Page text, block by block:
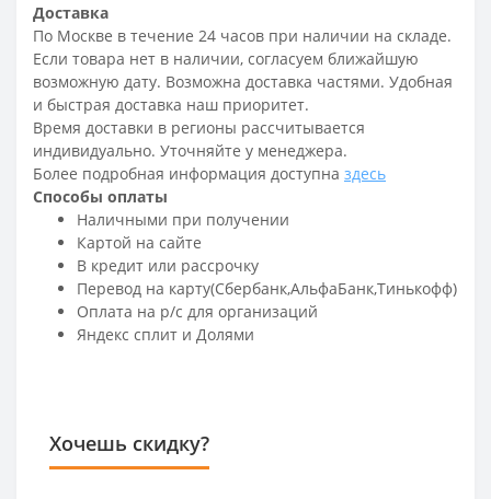
Доставка
По Москве в течение 24 часов при наличии на складе.
Если товара нет в наличии, согласуем ближайшую
возможную дату. Возможна доставка частями. Удобная
и быстрая доставка наш приоритет.
Время доставки в регионы рассчитывается
индивидуально. Уточняйте у менеджера.
Более подробная информация доступна здесь
Способы оплаты
Наличными при получении
Картой на сайте
В кредит или рассрочку
Перевод на карту(Сбербанк,АльфаБанк,Тинькофф)
Оплата на р/c для организаций
Яндекс сплит и Долями
Хочешь скидку?